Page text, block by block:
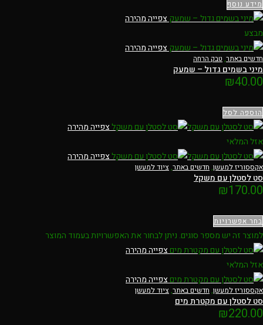
מידע נוסף
צפייה מהירה
מבצע
צפייה מהירה
חדשים באתר, טבק הרחה
מיני בשמים גדול – שמעק
₪40.00
הוספה לסל
צפייה מהירה
אזל המלאי
צפייה מהירה
אקססוריז למעשן, חדשים באתר, ציוד למעשן
סט לסטלן עם משקל
₪170.00
בחר אפשרויות
למוצר זה יש מספר סוגים. ניתן לבחור את האפשרויות בעמוד המוצר
צפייה מהירה
אזל המלאי
צפייה מהירה
אקססוריז למעשן, חדשים באתר, ציוד למעשן
סט לסטלן עם מקטרת מים
₪220.00